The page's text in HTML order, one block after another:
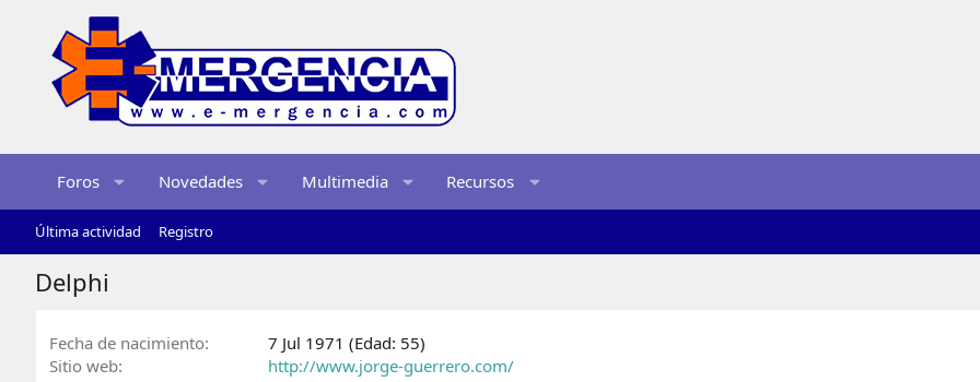
Foros Novedades Multimedia Recursos
Última actividad Registro
Delphi
Fecha de nacimiento
7 Jul 1971 (Edad: 55)
Sitio web
http://www.jorge-guerrero.com/